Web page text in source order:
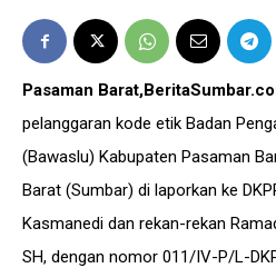
Pasaman
pelanggaran kode etik Badan
(Bawaslu) Kabupaten Pasaman
Barat (Sumbar) di laporkan ke
Kasmanedi dan rekan-rekan
SH, dengan nomor 011/IV-P/L-